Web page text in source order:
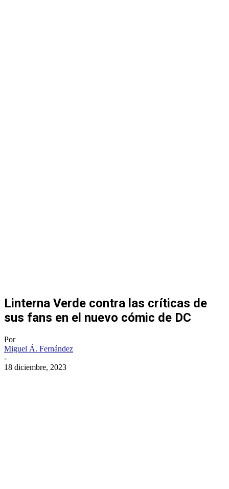
Linterna Verde contra las críticas de
sus fans en el nuevo cómic de DC
Por
Miguel Á. Fernández
-
18 diciembre, 2023